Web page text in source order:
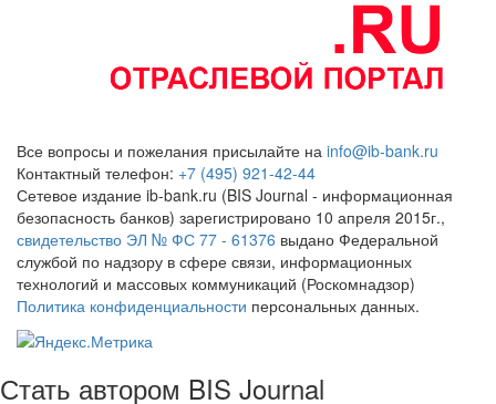
Все вопросы и пожелания присылайте на info@ib-bank.ru
Контактный телефон: +7 (495) 921-42-44
Сетевое издание ib-bank.ru (BIS Journal - информационная
безопасность банков) зарегистрировано 10 апреля 2015г.,
свидетельство ЭЛ № ФС 77 - 61376 выдано Федеральной
службой по надзору в сфере связи, информационных
технологий и массовых коммуникаций (Роскомнадзор)
Политика конфиденциальности персональных данных.
Стать автором BIS Journal